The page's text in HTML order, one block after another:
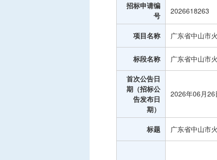
项目公告
招投标公开信息
招标申请编
号
2026618263
项目名称 广东省中山市
标段名称 广东省中山市
首次公告日
期（招标公
告发布日
期）
2026年06月26
标题 广东省中山市